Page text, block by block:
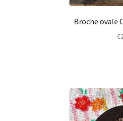
Broche ovale
€